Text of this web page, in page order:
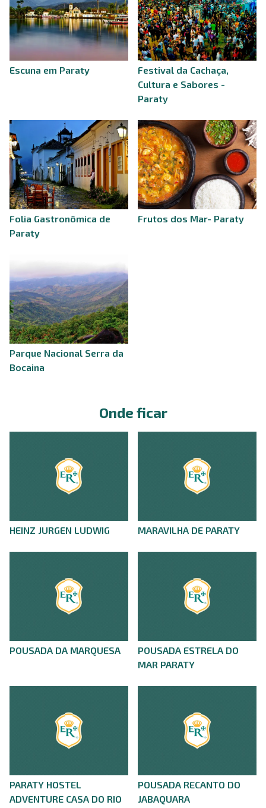
Escuna em Paraty
Festival da Cachaça,
Cultura e Sabores -
Paraty
Folia Gastronômica de
Paraty
Frutos dos Mar- Paraty
Parque Nacional Serra da
Bocaina
Onde ficar
HEINZ JURGEN LUDWIG MARAVILHA DE PARATY
POUSADA DA MARQUESA
POUSADA ESTRELA DO
MAR PARATY
PARATY HOSTEL
ADVENTURE CASA DO RIO
POUSADA RECANTO DO
JABAQUARA